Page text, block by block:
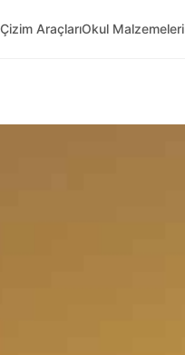
Çizim AraçlarıOkul Malzemeleri